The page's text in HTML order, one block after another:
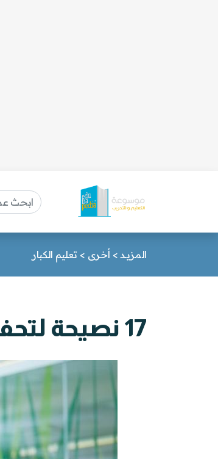
المزيـد > أخرى > تعليم الكبار
17 نصيحة لتحفيز المتعلمين البالغين